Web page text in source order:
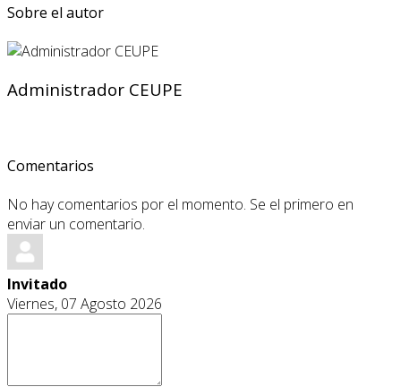
Sobre el autor
Administrador CEUPE
Comentarios
No hay comentarios por el momento. Se el primero en
enviar un comentario.
Invitado
Viernes, 07 Agosto 2026